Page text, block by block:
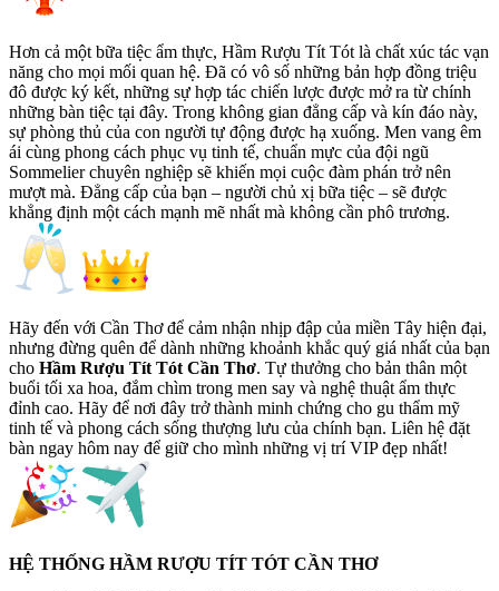
Hơn cả một bữa tiệc ẩm thực, Hầm Rượu Tít Tót là chất xúc tác vạn
năng cho mọi mối quan hệ. Đã có vô số những bản hợp đồng triệu
đô được ký kết, những sự hợp tác chiến lược được mở ra từ chính
những bàn tiệc tại đây. Trong không gian đẳng cấp và kín đáo này,
sự phòng thủ của con người tự động được hạ xuống. Men vang êm
ái cùng phong cách phục vụ tinh tế, chuẩn mực của đội ngũ
Sommelier chuyên nghiệp sẽ khiến mọi cuộc đàm phán trở nên
mượt mà. Đẳng cấp của bạn – người chủ xị bữa tiệc – sẽ được
khẳng định một cách mạnh mẽ nhất mà không cần phô trương.
Hãy đến với Cần Thơ để cảm nhận nhịp đập của miền Tây hiện đại,
nhưng đừng quên để dành những khoảnh khắc quý giá nhất của bạn
cho Hầm Rượu Tít Tót Cần Thơ. Tự thưởng cho bản thân một
buổi tối xa hoa, đắm chìm trong men say và nghệ thuật ẩm thực
đỉnh cao. Hãy để nơi đây trở thành minh chứng cho gu thẩm mỹ
tinh tế và phong cách sống thượng lưu của chính bạn. Liên hệ đặt
bàn ngay hôm nay để giữ cho mình những vị trí VIP đẹp nhất!
HỆ THỐNG HẦM RƯỢU TÍT TÓT CẦN THƠ